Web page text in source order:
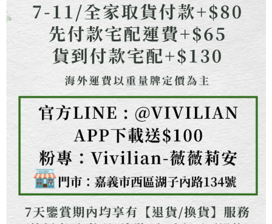
４．使用「AFTEE先享後付」時，將依據個別帳號之用戶狀況，依本公司即
時審查核予不同之上限額度；若仍有額度不足之情形，本公司將視審查結果
請求用戶進行身份認證。
５．嚴禁一人註冊多個帳號或使用他人資訊註冊。若發現惡意使用之情形，
恩沛科技股份有限公司將有權停止該用戶之使用額度並採取法律行動。